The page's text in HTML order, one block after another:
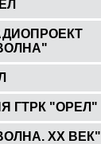
ГТРК "ОРЕЛ"
ХХ ВЕК"